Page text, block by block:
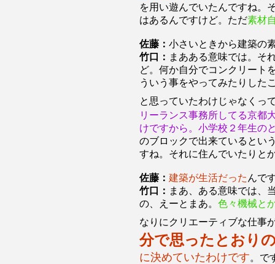
を用い遊んでいたんですね。
はあるんですけど。ただ素材
佐藤： 小さいときから建築の
竹口： まあある意味では。そ
ど。何か自分でコンクリート
ういう事をやってみたりした
と思っていたわけじゃなくっ
リーランス事務所してる京都
けですから。小学校２年生の
のブロックで出来ているとい
すね。それに住んでいたりと
佐藤： 建築が生活だった んで
竹口： まあ、ある意味では、
の、えーとまあ。 色々機械と
なりにクリエーティブな仕事
分で思ったとおり
に決めていたわけです。で